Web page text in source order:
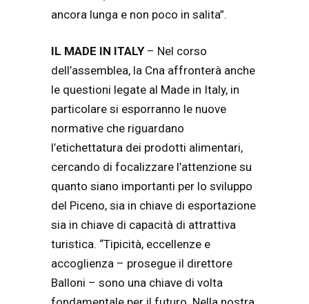
ancora lunga e non poco in salita”.
IL MADE IN ITALY– Nel corso
dell’assemblea, la Cna affronterà anche
le questioni legate al Made in Italy, in
particolare si esporranno le nuove
normative che riguardano
l’etichettatura dei prodotti alimentari,
cercando di focalizzare l’attenzione su
quanto siano importanti per lo sviluppo
del Piceno, sia in chiave di esportazione
sia in chiave di capacità di attrattiva
turistica. “Tipicità, eccellenze e
accoglienza – prosegue il direttore
Balloni – sono una chiave di volta